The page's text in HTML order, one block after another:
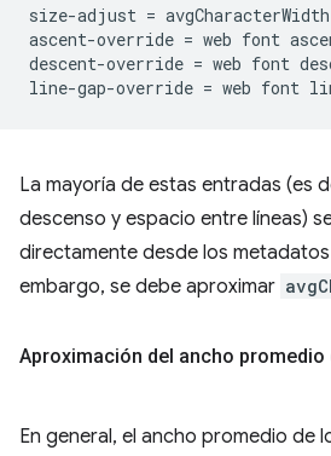
size-adjust =
ascent-override = web font
descent-override = web font
La mayoría de estas entradas (es
descenso y espacio entre líneas)
directamente desde los
embargo, se debe aproximar
Aproximación del ancho
En general, el ancho promedio de